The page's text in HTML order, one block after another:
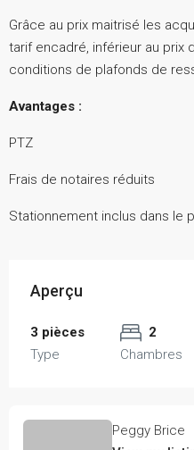
Grâce au prix maitrisé les
tarif encadré, inférieur au prix
conditions de plafonds de
Avantages :
PTZ
Frais de notaires réduits
Stationnement inclus dans le
Aperçu
3 pièces
Type
2
Chambres
Peggy Brice